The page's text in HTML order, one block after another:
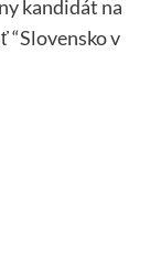
kandidát na
“Slovensko v